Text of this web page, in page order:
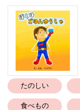
たのしい
食べもの